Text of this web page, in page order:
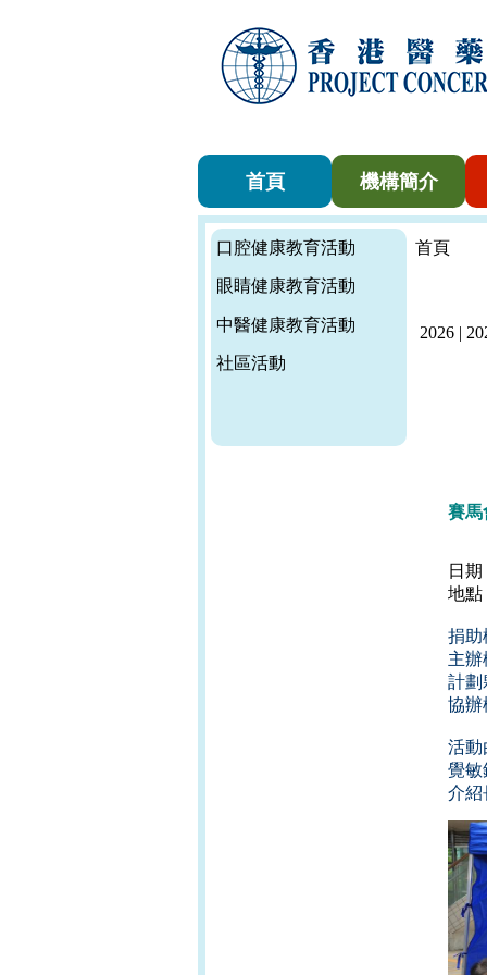
首頁 機構簡介
口腔健康教育活動
眼睛健康教育活動
中醫健康教育活動
社區活動
首頁
2026 |
賽馬
日
地
捐
主
計
協
活動
覺敏
介紹